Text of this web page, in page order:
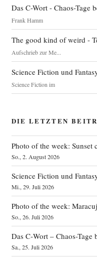
Das C-Wort - Chaos-Tage
Frank Hamm
The good kind of weird -
Aufschrieb zur Me...
Science Fiction und
Science Fiction im
DIE LETZTEN
Photo of the week: Sunset
So., 2. August 2026
Science Fiction und
Mi., 29. Juli 2026
Photo of the week:
So., 26. Juli 2026
Das C‑Wort – Chaos-Tage
Sa., 25. Juli 2026